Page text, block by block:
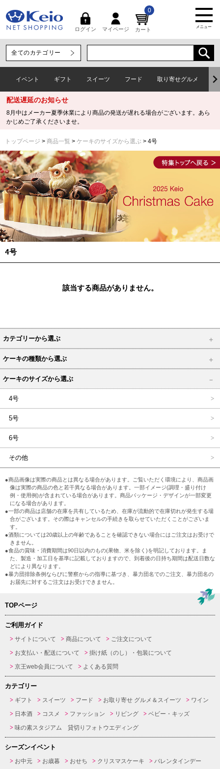
ログイン マイページ カート
0
メニュー
イベント ギフト スイーツ フード 取り寄せグルメ
配送遅延のお知らせ
8月中はメーカー夏季休業により商品の発送が遅れる場合がございます。あら
かじめご了承くださいませ。
トップページ 商品一覧 ケーキのサイズから選ぶ 4号
4号
該当する商品がありません。
カテゴリーから選ぶ
ケーキの種類から選ぶ
ケーキのサイズから選ぶ
4号
5号
6号
その他
●商品画像は実際の商品とは異なる場合があります。ご覧いただく環境により、商品画
像は実際の商品の色と若干異なる場合があります。一部イメージ(調理・盛り付け
例・使用例)が含まれている場合があります。商品パッケージ・デザインが一部変更
になる場合があります。
●一部の商品は店舗の在庫を共有しているため、在庫が流動的で在庫切れが発生する場
合がございます。その際はキャンセルの手続きを取らせていただくことがございま
す。
●酒類については20歳以上の年齢であることを確認できない場合にはご注文はお受けで
きません。
●食品の賞味・消費期間は90日以内のもの(果物、米を除く)を明記しております。ま
た、製造・加工日を基準に記載しておりますので、到着後の日持ち期間は配送日数な
どにより異なります。
●暴力団排除条例ならびに警察からの指導に基づき、暴力団名でのご注文、暴力団名の
お届先に対するご注文はお受けできません。
TOPページ
ご利用ガイド
サイトについて 商品について
ご注文について
お支払い・配送について
掛け紙（のし）・包装について
京王web会員について
よくある質問
カテゴリー
ギフト スイーツ フード お取り寄せ グルメ＆スイーツ
ワイン
日本酒
コスメ ファッション リビング
ベビー・キッズ
味の素スタジアム 貸切りフォトウエディング
シーズンイベント
お中元 お歳暮 おせち クリスマスケーキ
バレンタインデー